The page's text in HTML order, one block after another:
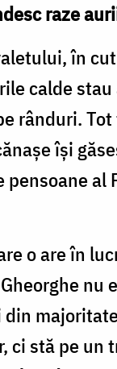
raze
în
calde
rânduri.
își
pensoane al
o are în
nu
ci stă pe un